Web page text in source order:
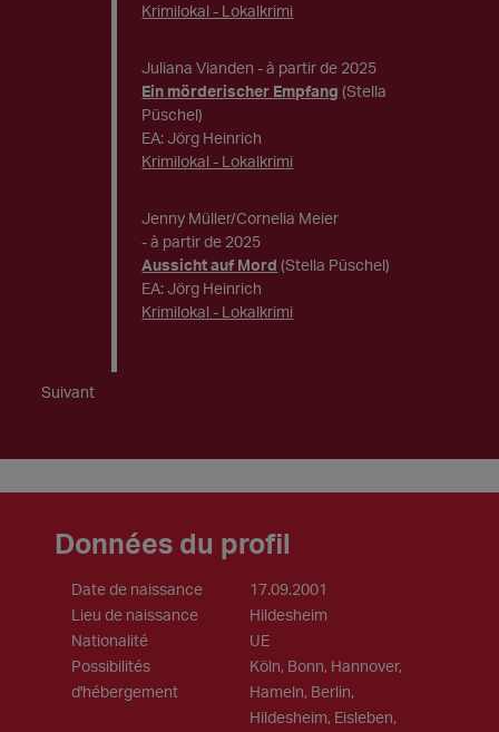
Krimilokal - Lokalkrimi
Juliana Vianden - à partir de 2025
Ein mörderischer Empfang (Stella
Püschel)
EA: Jörg Heinrich
Krimilokal - Lokalkrimi
Jenny Müller/Cornelia Meier
- à partir de 2025
Aussicht auf Mord (Stella Püschel)
EA: Jörg Heinrich
Krimilokal - Lokalkrimi
Suivant
Données du profil
Date de naissance
17.09.2001
Lieu de naissance
Hildesheim
Nationalité
UE
Possibilités
d'hébergement
Köln, Bonn, Hannover,
Hameln, Berlin,
Hildesheim, Eisleben,